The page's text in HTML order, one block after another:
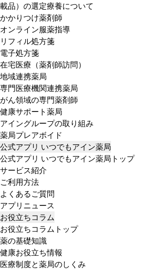
載品）の選定療養について
かかりつけ薬剤師
オンライン服薬指導
リフィル処方箋
電子処方箋
在宅医療（薬剤師訪問）
地域連携薬局
専門医療機関連携薬局
がん領域の専門薬剤師
健康サポート薬局
アイングループの取り組み
薬局プレアボイド
公式アプリ いつでもアイン薬局
公式アプリ いつでもアイン薬局トップ
サービス紹介
ご利用方法
よくあるご質問
アプリニュース
お役立ちコラム
お役立ちコラムトップ
薬の基礎知識
健康お役立ち情報
医療制度と薬局のしくみ